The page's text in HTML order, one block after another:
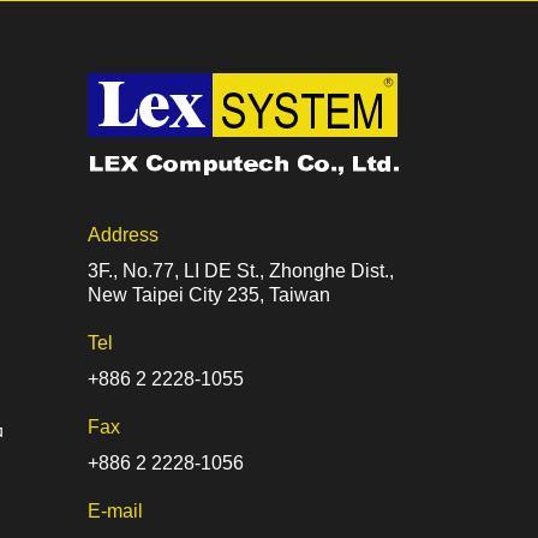
Address
3F., No.77, LI DE St., Zhonghe Dist.,
New Taipei City 235, Taiwan
Tel
+886 2 2228-1055
Fax
+886 2 2228-1056
E-mail